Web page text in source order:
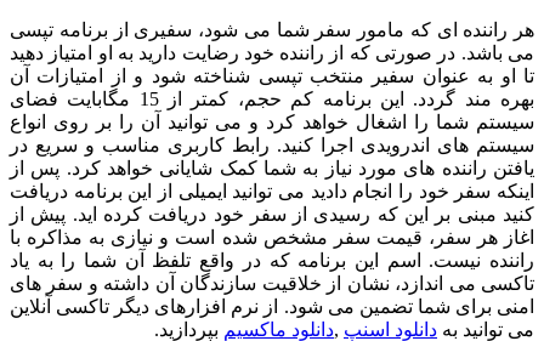
ای که مامور سفر شما می شود، سفیری از برنامه تپسی
در صورتی که از راننده خود رضایت دارید به او امتیاز دهید
به عنوان سفیر منتخب تپسی شناخته شود و از امتیازات آن
بهره مند گردد. این برنامه کم حجم، کمتر از 15 مگابایت فضای
شما را اشغال خواهد کرد و می توانید آن را بر روی انواع
های اندرویدی اجرا کنید. رابط کاربری مناسب و سریع در
راننده های مورد نیاز به شما کمک شایانی خواهد کرد. پس از
خود را انجام دادید می توانید ایمیلی از این برنامه دریافت
بر این که رسیدی از سفر خود دریافت کرده اید. پیش از
سفر، قیمت سفر مشخص شده است و نیازی به مذاکره با
نیست. اسم این برنامه که در واقع تلفظ آن شما را به یاد
می اندازد، نشان از خلاقیت سازندگان آن داشته و سفر های
شما تضمین می شود. از نرم افزارهای دیگر تاکسی آنلاین
بهدانلود اسنپ, دانلود ماکسیمبپردازید.